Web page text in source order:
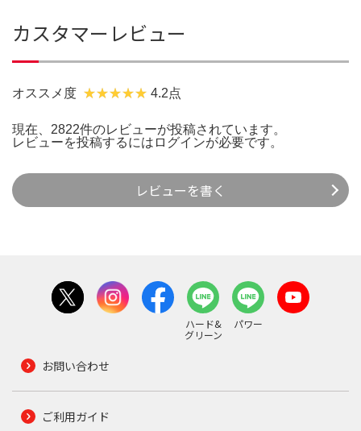
カスタマーレビュー
オススメ度 4.2点
現在、2822件のレビューが投稿されています。
レビューを投稿するには ログインが必要です。
レビューを書く
ハード&
グリーン
パワー
お問い合わせ
ご利用ガイド